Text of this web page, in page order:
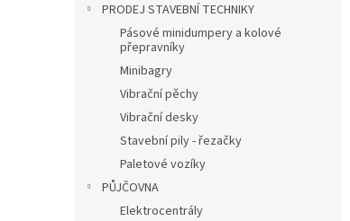
PRODEJ STAVEBNÍ TECHNIKY
Pásové minidumpery a kolové
přepravníky
Minibagry
Vibrační pěchy
Vibrační desky
Stavební pily - řezačky
Paletové vozíky
PŮJČOVNA
Elektrocentrály